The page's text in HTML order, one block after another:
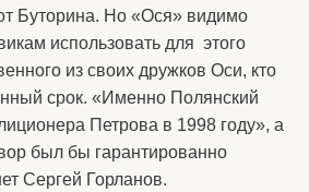
Буторина. Но «Ося» видимо
использовать для этого
из своих дружков Оси, кто
срок. «Именно Полянский
Петрова в 1998 году», а
был бы гарантированно
Сергей Горланов.